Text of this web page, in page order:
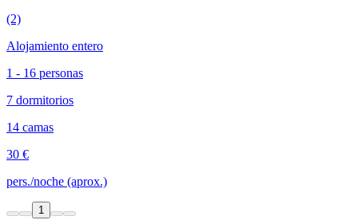
(2)
Alojamiento entero
1 - 16 personas
7 dormitorios
14 camas
30 €
pers./noche (aprox.)
1